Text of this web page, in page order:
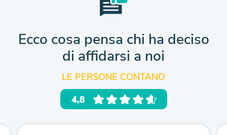
Ecco cosa pensa chi ha deciso
di affidarsi a noi
LE PERSONE CONTANO